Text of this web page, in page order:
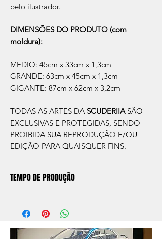
pelo ilustrador.
DIMENSÕES DO PRODUTO (com
moldura):
MEDIO: 45cm x 33cm x 1,3cm
GRANDE: 63cm x 45cm x 1,3cm
GIGANTE: 87cm x 62cm x 3,2cm
TODAS AS ARTES DA SCUDERIIA SÃO
EXCLUSIVAS E PROTEGIDAS, SENDO
PROIBIDA SUA REPRODUÇÃO E/OU
EDIÇÃO PARA QUAISQUER FINS.
TEMPO DE PRODUÇÃO
aprox. 5 dias úteis, após a confirmação de
compra.
Após a produçao, seguimos com o envio